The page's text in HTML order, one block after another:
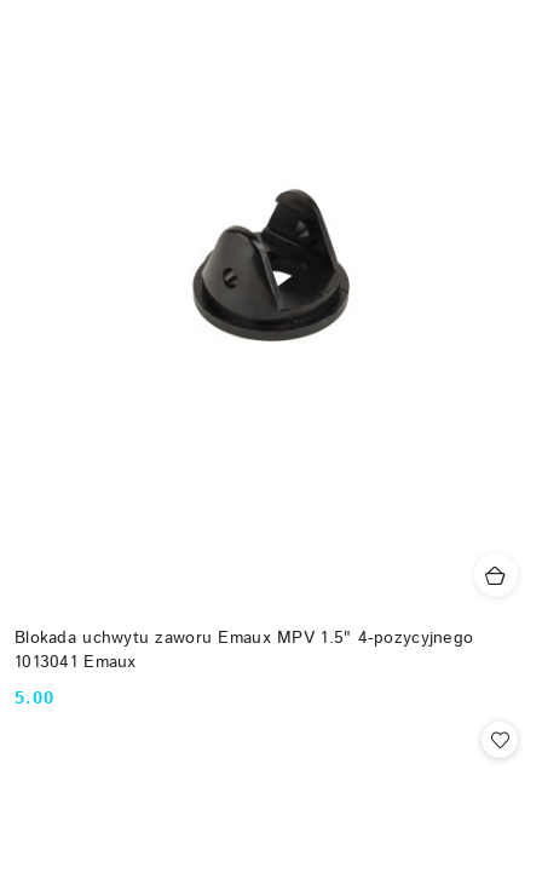
Blokada uchwytu zaworu Emaux MPV 1.5" 4-pozycyjnego
1013041 Emaux
Cena:
5.00